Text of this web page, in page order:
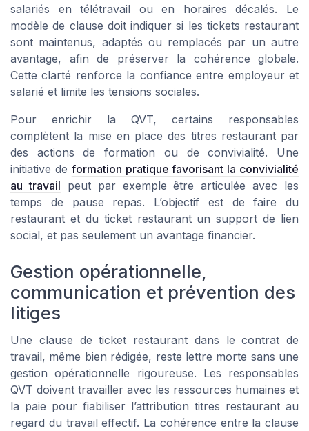
salariés en télétravail ou en horaires décalés. Le
modèle de clause doit indiquer si les tickets restaurant
sont maintenus, adaptés ou remplacés par un autre
avantage, afin de préserver la cohérence globale.
Cette clarté renforce la confiance entre employeur et
salarié et limite les tensions sociales.
Pour enrichir la QVT, certains responsables
complètent la mise en place des titres restaurant par
des actions de formation ou de convivialité. Une
initiative de formation pratique favorisant la convivialité
au travail peut par exemple être articulée avec les
temps de pause repas. L’objectif est de faire du
restaurant et du ticket restaurant un support de lien
social, et pas seulement un avantage financier.
Gestion opérationnelle,
communication et prévention des
litiges
Une clause de ticket restaurant dans le contrat de
travail, même bien rédigée, reste lettre morte sans une
gestion opérationnelle rigoureuse. Les responsables
QVT doivent travailler avec les ressources humaines et
la paie pour fiabiliser l’attribution titres restaurant au
regard du travail effectif. La cohérence entre la clause